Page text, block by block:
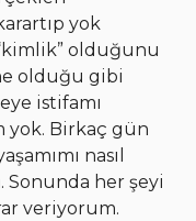
yok
olduğunu
olduğu gibi
istifamı
yok. Birkaç gün
nasıl
her şeyi
veriyorum.